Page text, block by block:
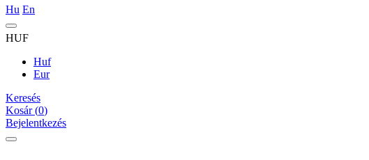
Hu En
HUF
Huf
Eur
Keresés
Kosár (0)
Bejelentkezés